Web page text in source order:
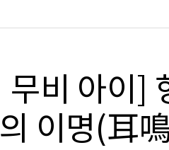
무비 아이]
이명(耳